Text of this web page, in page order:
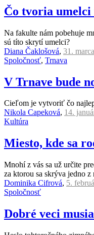
Čo tvoria
Na fakulte nám pobehuje
sú títo skrytí umelci?
Diana Čaklošová, 31.
Spoločnosť, Trnava
V Trnave bude
Cieľom je vytvoriť čo
Nikola Capeková, 14.
Kultúra
Miesto, kde sa
Mnohí z vás sa už určite
za ktorou sa skrýva jedno
Dominika Cifrová, 5.
Spoločnosť
Dobré veci